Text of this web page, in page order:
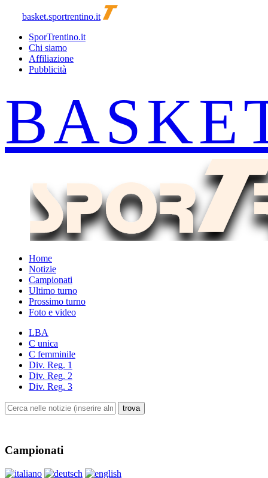
basket.sportrentino.it
SporTrentino.it
Chi siamo
Affiliazione
Pubblicità
Home
Notizie
Campionati
Ultimo turno
Prossimo turno
Foto e video
LBA
C unica
C femminile
Div. Reg. 1
Div. Reg. 2
Div. Reg. 3
Campionati